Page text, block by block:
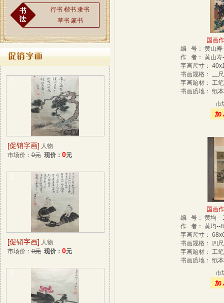
行书 楷书 隶书
草书 篆书
[促销字画] 人物
市场价：0元 现价： 0元
[促销字画] 人物
市场价：0元 现价： 0元
国画
编 号： 黄山
作 者： 黄山
字画尺寸：
书画规格： 三
字画题材： 工
书画质地： 纸
市
国画
编 号： 黄均
作 者： 黄均
字画尺寸：
书画规格： 四
字画题材： 工
书画质地： 纸
市